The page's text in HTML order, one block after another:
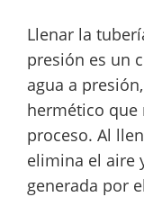
Llenar la
presión es un
agua a
hermético que
proceso. Al
elimina el aire
generada por